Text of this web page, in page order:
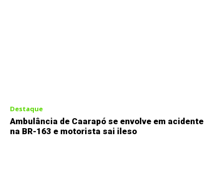
Destaque
Ambulância de Caarapó se envolve em acidente
na BR-163 e motorista sai ileso